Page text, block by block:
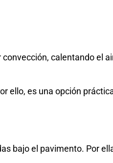
calentando el
ello, es una opción
bajo el pavimento. Por